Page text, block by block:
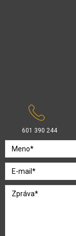
601 390 244